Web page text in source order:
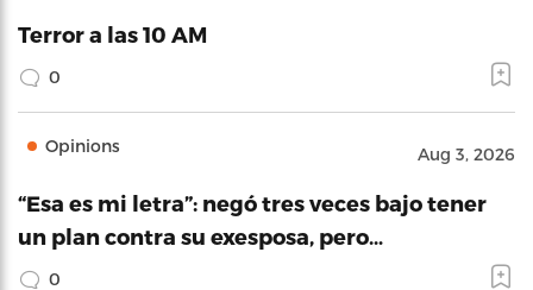
Terror a las 10 AM
0
Opinions Aug 3, 2026
“Esa es mi letra”: negó tres veces bajo tener
un plan contra su exesposa, pero…
0